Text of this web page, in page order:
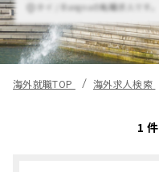
タイ / Bangnaの転職求人です。
海外就職TOP 海外求人検索
1 件